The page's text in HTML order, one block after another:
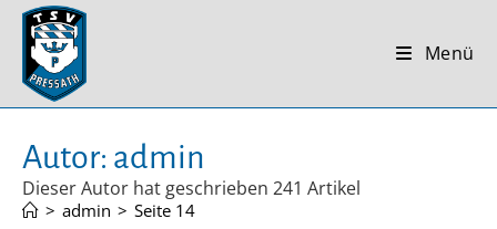
Zum
Inhalt
springen
Menü
Autor: admin
Dieser Autor hat geschrieben 241 Artikel
> admin > Seite 14